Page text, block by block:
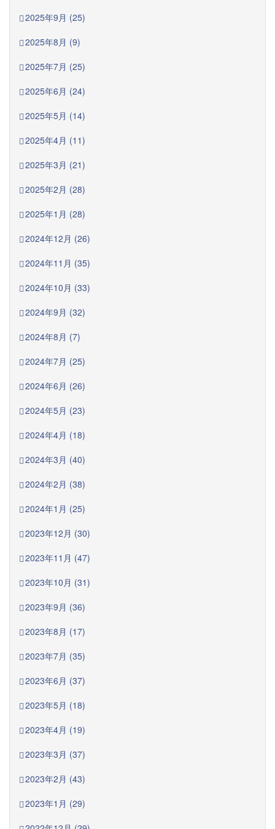
2025年9月 (25)
2025年8月 (9)
2025年7月 (25)
2025年6月 (24)
2025年5月 (14)
2025年4月 (11)
2025年3月 (21)
2025年2月 (28)
2025年1月 (28)
2024年12月 (26)
2024年11月 (35)
2024年10月 (33)
2024年9月 (32)
2024年8月 (7)
2024年7月 (25)
2024年6月 (26)
2024年5月 (23)
2024年4月 (18)
2024年3月 (40)
2024年2月 (38)
2024年1月 (25)
2023年12月 (30)
2023年11月 (47)
2023年10月 (31)
2023年9月 (36)
2023年8月 (17)
2023年7月 (35)
2023年6月 (37)
2023年5月 (18)
2023年4月 (19)
2023年3月 (37)
2023年2月 (43)
2023年1月 (29)